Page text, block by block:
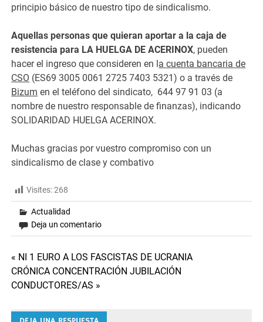
principio básico de nuestro tipo de sindicalismo.
Aquellas personas que quieran aportar a la caja de
resistencia para LA HUELGA DE ACERINOX, pueden
hacer el ingreso que consideren en l a cuenta bancaria de
CSO (ES69 3005 0061 2725 7403 5321) o a través de
Bizum en el teléfono del sindicato, 644 97 91 03 (a
nombre de nuestro responsable de finanzas), indicando
SOLIDARIDAD HUELGA ACERINOX.
Muchas gracias por vuestro compromiso con un
sindicalismo de clase y combativo
Visites:268
Actualidad
Deja un comentario
Navegación
de
entradas
« NI 1 EURO A LOS FASCISTAS DE UCRANIA
CRÓNICA CONCENTRACIÓN JUBILACIÓN
CONDUCTORES/AS »